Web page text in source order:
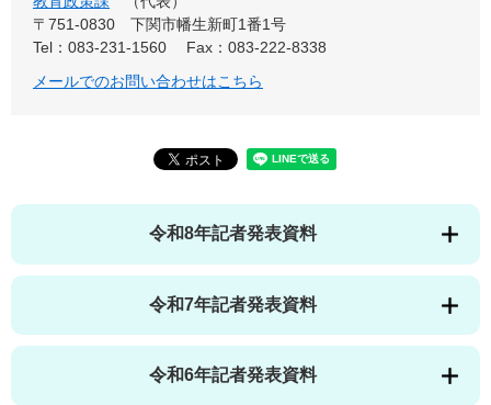
〒751-0830
下関市幡生新町1番1号
Tel：083-231-1560
Fax：083-222-8338
メールでのお問い合わせはこちら
令和8年記者発表資料
令和7年記者発表資料
令和6年記者発表資料